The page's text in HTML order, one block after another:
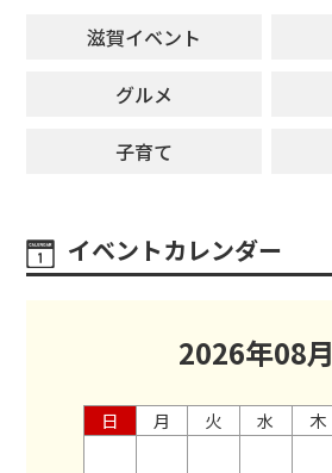
滋賀イベント
グルメ
子育て
イベントカレンダー
2026年08月
日 月 火 水 木